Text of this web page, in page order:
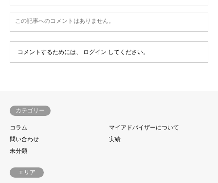
この記事へのコメントはありません。
コメントするためには、 ログイン してください。
カテゴリー
コラム
マイアドバイザーについて
問い合わせ
実績
未分類
エリア